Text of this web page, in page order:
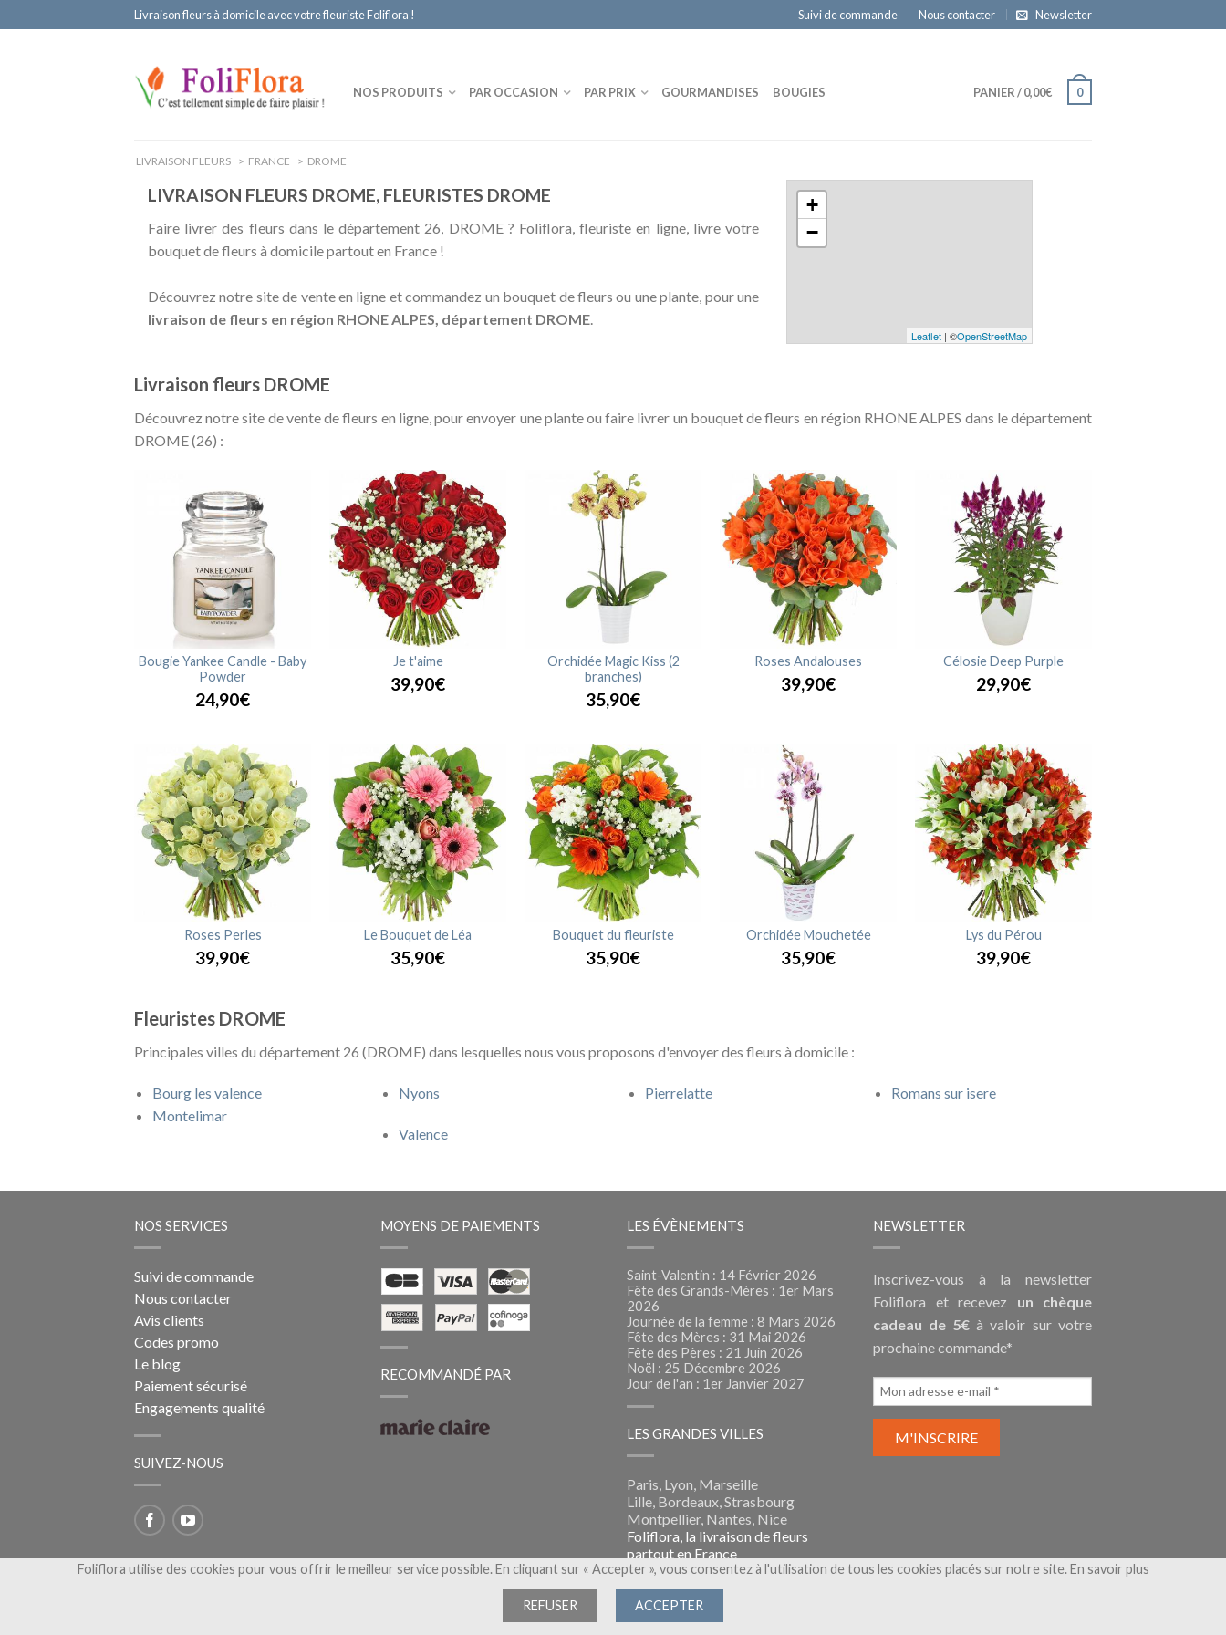
Livraison fleurs à domicile avec votre fleuriste Foliflora ! Suivi de commande Nous contacter Newsletter
NOS PRODUITS PAR OCCASION PAR PRIX GOURMANDISES BOUGIES PANIER/0,00€ 0
LIVRAISON FLEURS > FRANCE > DROME
LIVRAISON FLEURS DROME, FLEURISTES DROME
Faire livrer des fleurs dans le département 26, DROME ? Foliflora, fleuriste en ligne, livre votre
bouquet de fleurs à domicile partout en France !
Découvrez notre site de vente en ligne et commandez un bouquet de fleurs ou une plante, pour une
livraison de fleurs en région RHONE ALPES, département DROME.
+
−
Leaflet | ©OpenStreetMap
Livraison fleurs DROME
Découvrez notre site de vente de fleurs en ligne, pour envoyer une plante ou faire livrer un bouquet de fleurs en région RHONE ALPES dans le département
DROME (26) :
Bougie Yankee Candle - Baby
Powder
24,90€
Je t'aime
39,90€
Orchidée Magic Kiss (2
branches)
35,90€
Roses Andalouses
39,90€
Célosie Deep Purple
29,90€
Roses Perles
39,90€
Le Bouquet de Léa
35,90€
Bouquet du fleuriste
35,90€
Orchidée Mouchetée
35,90€
Lys du Pérou
39,90€
Fleuristes DROME
Principales villes du département 26 (DROME) dans lesquelles nous vous proposons d'envoyer des fleurs à domicile :
Bourg les valence
Montelimar
Nyons Pierrelatte Romans sur isere
Valence
NOS SERVICES
Suivi de commande
Nous contacter
Avis clients
Codes promo
Le blog
Paiement sécurisé
Engagements qualité
SUIVEZ-NOUS
MOYENS DE PAIEMENTS
RECOMMANDÉ PAR
LES ÉVÈNEMENTS
Saint-Valentin : 14 Février 2026
Fête des Grands-Mères : 1er Mars
2026
Journée de la femme : 8 Mars 2026
Fête des Mères : 31 Mai 2026
Fête des Pères : 21 Juin 2026
Noël : 25 Décembre 2026
Jour de l'an : 1er Janvier 2027
LES GRANDES VILLES
Paris, Lyon, Marseille
Lille, Bordeaux, Strasbourg
Montpellier, Nantes, Nice
Foliflora, la livraison de fleurs
partout en France
NEWSLETTER
Inscrivez-vous à la newsletter
Foliflora et recevez un chèque
cadeau de 5€à valoir sur votre
prochaine commande*
Flora Group - Tous droits réservés -
Foliflora utilise des cookies pour vous offrir le meilleur service possible. En cliquant sur « Accepter », vous consentez à l'utilisation de tous les cookies placés sur notre site.En savoir plus
REFUSER ACCEPTER